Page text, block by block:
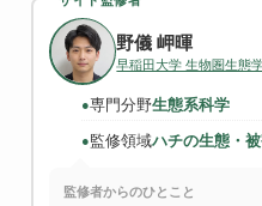
野儀 岬暉
早稲田大学 生物圏生態
●専門分野生態系科学
●監修領域ハチの生態・
監修者からのひとこと